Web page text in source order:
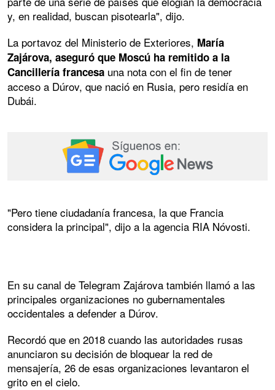
y, en realidad, buscan pisotearla", dijo.
La portavoz del Ministerio de Exteriores, María
Zajárova, aseguró que Moscú ha remitido a la
Cancillería francesa una nota con el fin de tener
acceso a Dúrov, que nació en Rusia, pero residía en
Dubái.
"Pero tiene ciudadanía francesa, la que Francia
considera la principal", dijo a la agencia RIA Nóvosti.
En su canal de Telegram Zajárova también llamó a las
principales organizaciones no gubernamentales
occidentales a defender a Dúrov.
Recordó que en 2018 cuando las autoridades rusas
anunciaron su decisión de bloquear la red de
mensajería, 26 de esas organizaciones levantaron el
grito en el cielo.